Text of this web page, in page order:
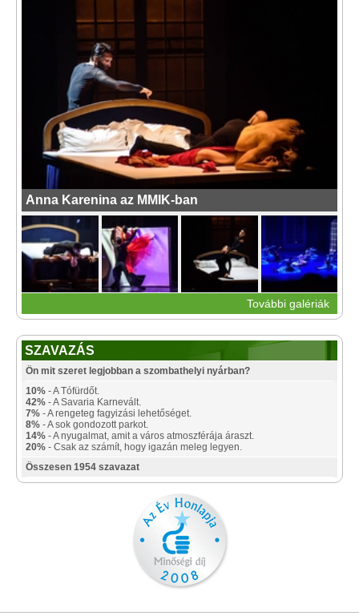
Anna Karenina az MMIK-ban
További galériák
SZAVAZÁS
Ön mit szeret legjobban a szombathelyi nyárban?
10% - A Tófürdőt.
42% - A Savaria Karnevált.
7% - A rengeteg fagyizási lehetőséget.
8% - A sok gondozott parkot.
14% - A nyugalmat, amit a város atmoszférája áraszt.
20% - Csak az számít, hogy igazán meleg legyen.
Összesen 1954 szavazat